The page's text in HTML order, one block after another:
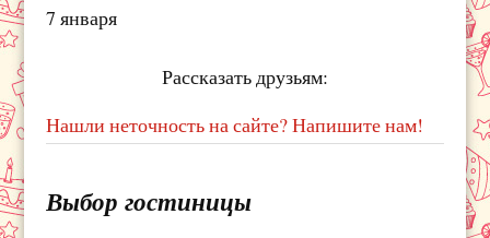
7 января
Рассказать друзьям:
Нашли неточность на сайте? Напишите нам!
Выбор гостиницы